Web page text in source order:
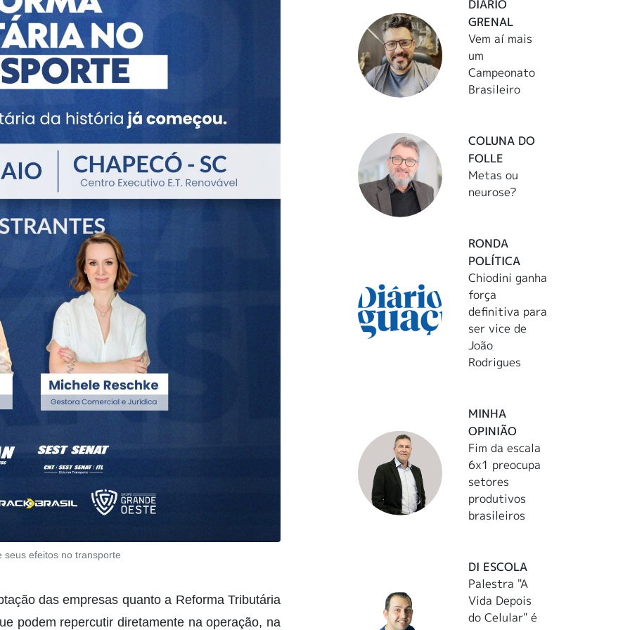
efeitos no transporte
das empresas quanto a Reforma Tributária
podem repercutir diretamente na operação, na
DIÁRIO
GRENAL
Vem aí mais
um
Campeonato
Brasileiro
COLUNA DO
FOLLE
Metas ou
neurose?
RONDA
POLÍTICA
Chiodini ganha
força
definitiva para
ser vice de
João
Rodrigues
MINHA
OPINIÃO
Fim da escala
6x1 preocupa
setores
produtivos
brasileiros
DI ESCOLA
Palestra "A
Vida Depois
do Celular" é